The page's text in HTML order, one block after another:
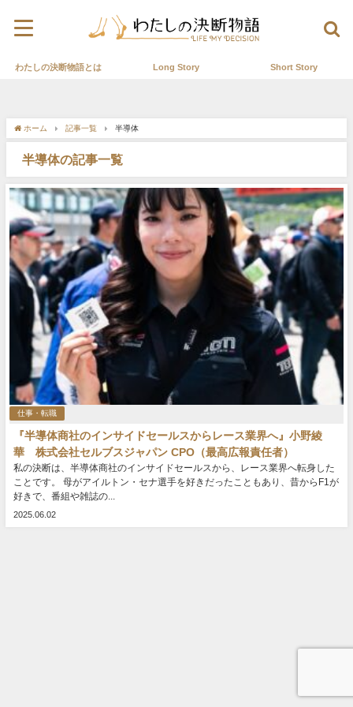
わたしの決断物語とは Long Story Short Story
ホーム 記事一覧 半導体
半導体の記事一覧
仕事・転職
『半導体商社のインサイドセールスからレース業界へ』小野綾
華 株式会社セルブスジャパン CPO（最高広報責任者）
私の決断は、半導体商社のインサイドセールスから、レース業界へ転身した
ことです。 母がアイルトン・セナ選手を好きだったこともあり、昔からF1が
好きで、番組や雑誌の...
2025.06.02